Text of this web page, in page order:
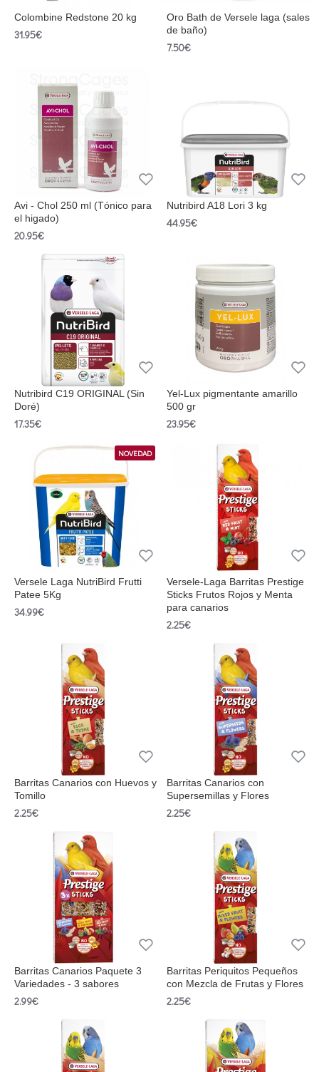
Colombine Redstone 20 kg
31.95€
Oro Bath de Versele laga (sales
de baño)
7.50€
Avi - Chol 250 ml (Tónico para
el higado)
20.95€
Nutribird A18 Lori 3 kg
44.95€
Nutribird C19 ORIGINAL (Sin
Doré)
17.35€
Yel-Lux pigmentante amarillo
500 gr
23.95€
NOVEDAD
Versele Laga NutriBird Frutti
Patee 5Kg
34.99€
Versele-Laga Barritas Prestige
Sticks Frutos Rojos y Menta
para canarios
2.25€
Barritas Canarios con Huevos y
Tomillo
2.25€
Barritas Canarios con
Supersemillas y Flores
2.25€
Barritas Canarios Paquete 3
Variedades - 3 sabores
2.99€
Barritas Periquitos Pequeños
con Mezcla de Frutas y Flores
2.25€